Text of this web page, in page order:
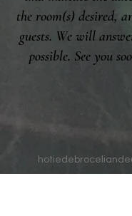
the room(s) desired,
guests. We will
possible. See you